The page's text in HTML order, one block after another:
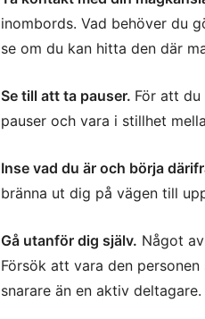
inombords. Vad behöver du
se om du kan hitta den där
Se till att ta pauser. För att
pauser och vara i stillhet
Inse vad du är och börja
bränna ut dig på vägen till
Gå utanför dig själv. Något
Försök att vara den
snarare än en aktiv deltagare.